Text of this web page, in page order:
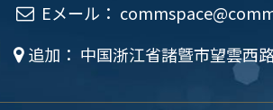
Eメール：
追加： 中国浙江省諸曁市望雲西